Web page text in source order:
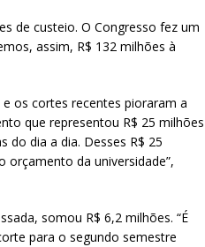
de custeio. O Congresso fez um
assim, R$ 132 milhões à
os cortes recentes pioraram a
que representou R$ 25 milhões
do dia a dia. Desses R$ 25
orçamento da universidade”,
somou R$ 6,2 milhões. “É
para o segundo semestre